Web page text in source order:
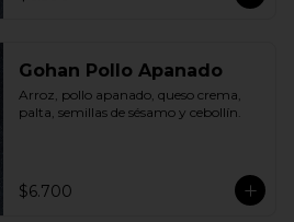
Gohan Pollo Apanado
Arroz, pollo apanado, queso crema,
palta, semillas de sésamo y cebollín.
$6.700